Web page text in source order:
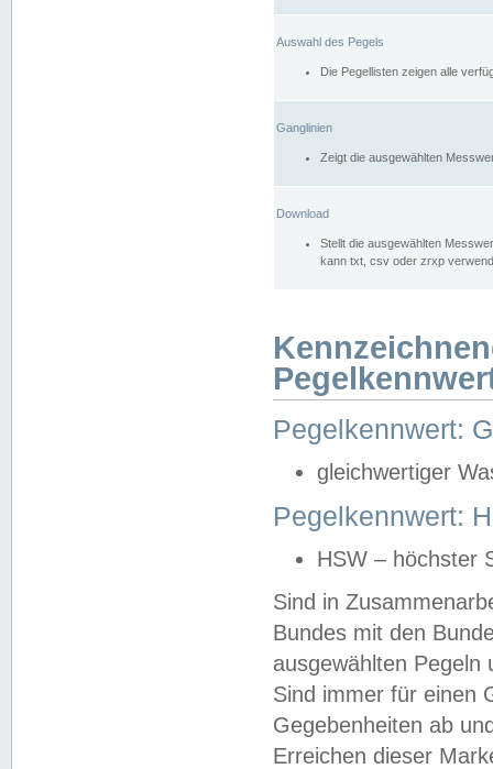
Auswahl des Pegels
Die Pegellisten zeigen alle
Ganglinien
Zeigt die ausgewählten
Download
Stellt die ausgewählten
kann txt, csv oder zrxp
Pegelkennwert:
gleichwertiger
Pegelkennwert:
HSW – höchster
Sind in
Bundes mit den
ausgewählten
Sind immer für einen
Gegebenheiten ab
Erreichen dieser